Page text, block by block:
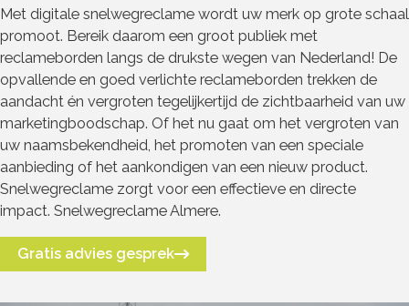
Met digitale snelwegreclame wordt uw merk op grote schaal
promoot. Bereik daarom een groot publiek met
reclameborden langs de drukste wegen van Nederland! De
opvallende en goed verlichte reclameborden trekken de
aandacht én vergroten tegelijkertijd de zichtbaarheid van uw
marketingboodschap. Of het nu gaat om het vergroten van
uw naamsbekendheid, het promoten van een speciale
aanbieding of het aankondigen van een nieuw product.
Snelwegreclame zorgt voor een effectieve en directe
impact. Snelwegreclame Almere.
Gratis advies gesprek